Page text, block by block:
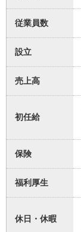
従業員数
設立
売上高
初任給
保険
福利厚生
休日・休暇